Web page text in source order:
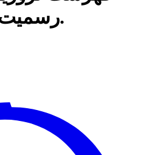
رسميت شناختن نيست.